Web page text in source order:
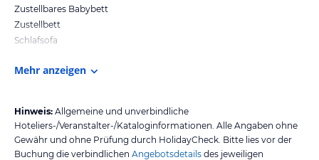
Zustellbares Babybett
Zustellbett
Schlafsofa
Mehr anzeigen
Hinweis: Allgemeine und unverbindliche
Hoteliers-/Veranstalter-/Kataloginformationen. Alle Angaben ohne
Gewähr und ohne Prüfung durch HolidayCheck. Bitte lies vor der
Buchung die verbindlichen Angebotsdetails des jeweiligen